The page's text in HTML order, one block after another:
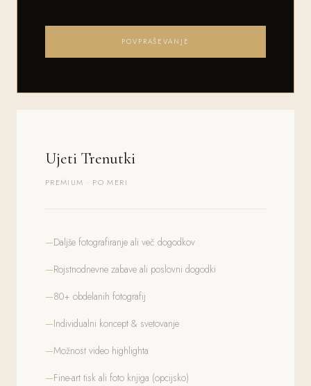
POVPRAŠEVANJE
Ujeti Trenutki
PREMIUM · PO MERI
Daljše fotografiranje ali več dogodkov
Rojstnodnevne zabave ali poslovni dogodki
80+ obdelanih fotografij
Individualni koncept & svetovanje
Možnost video highlighta
Fine-art tisk ali foto knjiga (opcijsko)